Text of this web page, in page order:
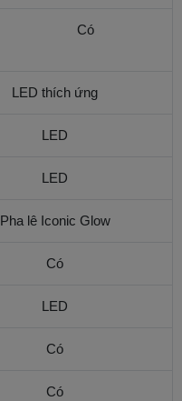
Có
LED thích ứng
LED
LED
Pha lê Iconic Glow
Có
LED
Có
Có